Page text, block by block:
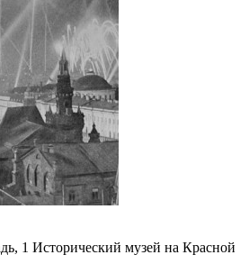
1 Исторический музей на Красной